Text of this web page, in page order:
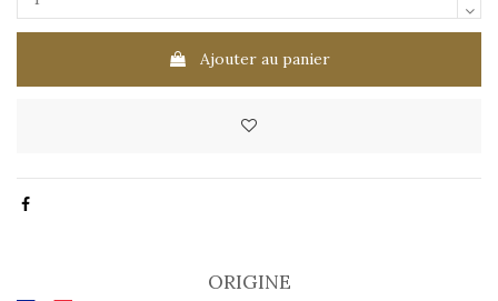
Ajouter au panier
ORIGINE